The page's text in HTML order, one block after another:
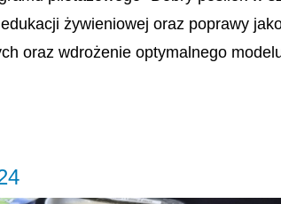
żywieniowej oraz poprawy
oraz wdrożenie optymalnego